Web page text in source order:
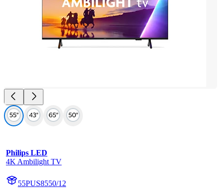
Philips LED
4K Ambilight TV
55PUS8550/12